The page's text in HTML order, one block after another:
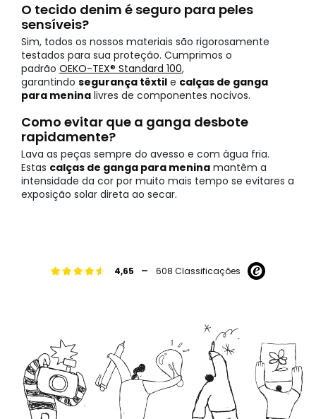
O tecido denim é seguro para peles
sensíveis?
Sim, todos os nossos materiais são rigorosamente
testados para sua proteção. Cumprimos o
padrão OEKO-TEX® Standard 100,
garantindo segurança têxtil e calças de ganga
para menina livres de componentes nocivos.
Como evitar que a ganga desbote
rapidamente?
Lava as peças sempre do avesso e com água fria.
Estas calças de ganga para menina mantêm a
intensidade da cor por muito mais tempo se evitares a
exposição solar direta ao secar.
4,65 - 608 Classificações